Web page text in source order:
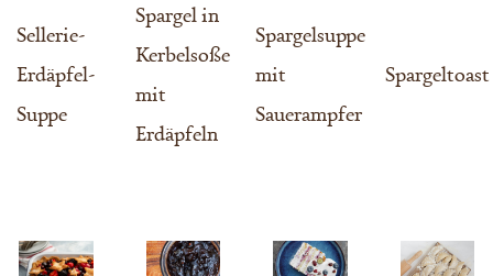
Sellerie-
Erdäpfel-
Suppe
Spargel in
Kerbelsoße
mit
Erdäpfeln
Spargelsuppe
mit
Sauerampfer
Spargeltoast